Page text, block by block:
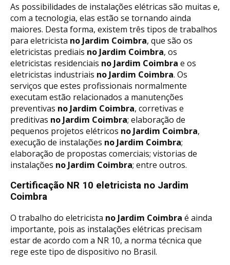
As possibilidades de instalações elétricas são muitas e,
com a tecnologia, elas estão se tornando ainda
maiores. Desta forma, existem três tipos de trabalhos
para eletricista no Jardim Coimbra, que são os
eletricistas prediais no Jardim Coimbra, os
eletricistas residenciais no Jardim Coimbra e os
eletricistas industriais no Jardim Coimbra. Os
serviços que estes profissionais normalmente
executam estão relacionados a manutenções
preventivas no Jardim Coimbra, corretivas e
preditivas no Jardim Coimbra; elaboração de
pequenos projetos elétricos no Jardim Coimbra,
execução de instalações no Jardim Coimbra;
elaboração de propostas comerciais; vistorias de
instalações no Jardim Coimbra; entre outros.
Certificação NR 10 eletricista no Jardim
Coimbra
O trabalho do eletricista no Jardim Coimbra é ainda
importante, pois as instalações elétricas precisam
estar de acordo com a NR 10, a norma técnica que
rege este tipo de dispositivo no Brasil.